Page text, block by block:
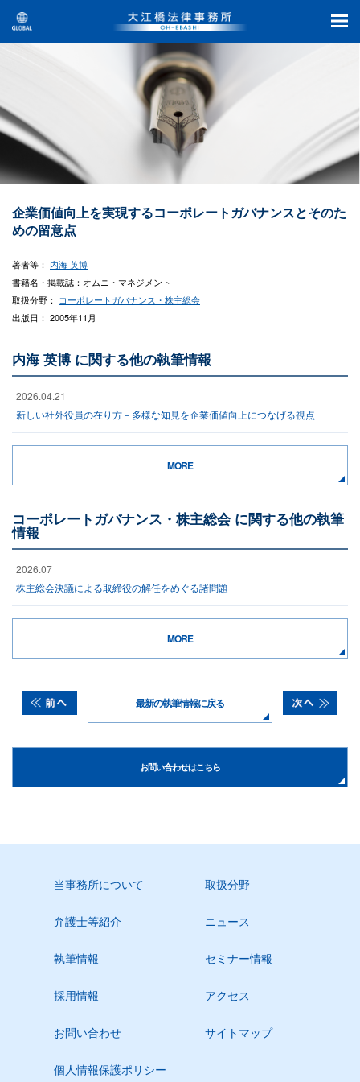
企業価値向上を実現するコーポレートガバナンスとそのた
めの留意点
著者等： 内海 英博
書籍名・掲載誌：オムニ・マネジメント
取扱分野：
コーポレートガバナンス・株主総会
出版日： 2005年11月
内海 英博 に関する他の執筆情報
2026.04.21
新しい社外役員の在り方－多様な知見を企業価値向上につなげる視点
MORE
コーポレートガバナンス・株主総会 に関する他の執筆
情報
2026.07
株主総会決議による取締役の解任をめぐる諸問題
MORE
最新の執筆情報に戻る
お問い合わせはこちら
当事務所について 取扱分野
弁護士等紹介 ニュース
執筆情報 セミナー情報
採用情報 アクセス
お問い合わせ サイトマップ
個人情報保護ポリシー